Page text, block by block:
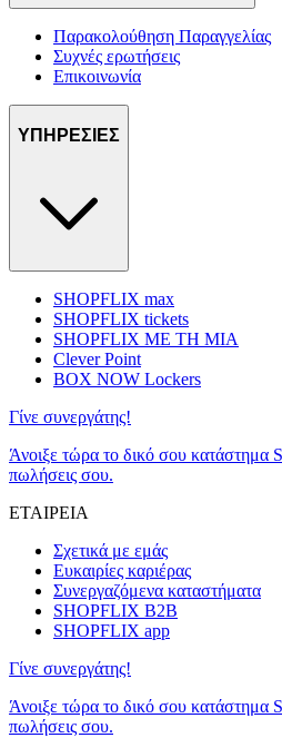
Παρακολούθηση Παραγγελίας
Συχνές ερωτήσεις
Επικοινωνία
ΥΠΗΡΕΣΙΕΣ
SHOPFLIX max
SHOPFLIX tickets
SHOPFLIX ΜΕ ΤΗ ΜΙΑ
Clever Point
BOX NOW Lockers
Γίνε συνεργάτης!
Άνοιξε τώρα το δικό σου κατάστημα
πωλήσεις σου.
ΕΤΑΙΡΕΙΑ
Σχετικά με εμάς
Ευκαιρίες καριέρας
Συνεργαζόμενα καταστήματα
SHOPFLIX B2B
SHOPFLIX app
Γίνε συνεργάτης!
Άνοιξε τώρα το δικό σου κατάστημα
πωλήσεις σου.